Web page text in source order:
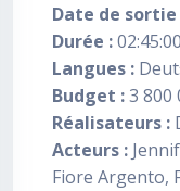
Date de sortie
Durée :02:45:00
Langues :
Budget :3 800
Réalisateurs :
Acteurs :
Fiore Argento,